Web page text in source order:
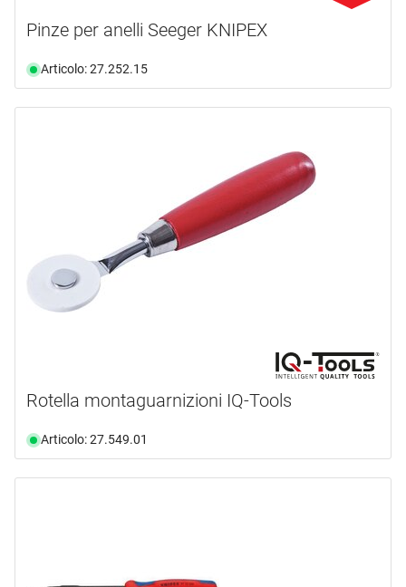
Pinze per anelli Seeger KNIPEX
Articolo: 27.252.15
Rotella montaguarnizioni IQ-Tools
Articolo: 27.549.01